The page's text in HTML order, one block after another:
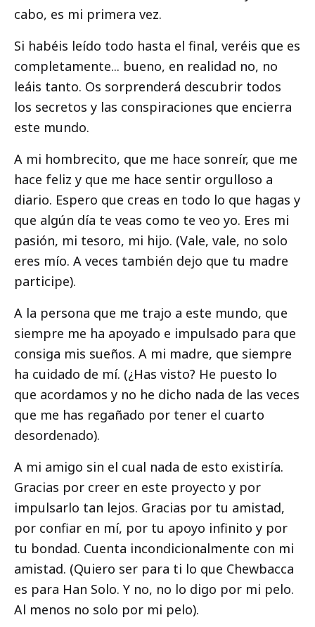
cabo, es mi primera vez.
Si habéis leído todo hasta el final, veréis que es
completamente... bueno, en realidad no, no
leáis tanto. Os sorprenderá descubrir todos
los secretos y las conspiraciones que encierra
este mundo.
A mi hombrecito, que me hace sonreír, que me
hace feliz y que me hace sentir orgulloso a
diario. Espero que creas en todo lo que hagas y
que algún día te veas como te veo yo. Eres mi
pasión, mi tesoro, mi hijo. (Vale, vale, no solo
eres mío. A veces también dejo que tu madre
participe).
A la persona que me trajo a este mundo, que
siempre me ha apoyado e impulsado para que
consiga mis sueños. A mi madre, que siempre
ha cuidado de mí. (¿Has visto? He puesto lo
que acordamos y no he dicho nada de las veces
que me has regañado por tener el cuarto
desordenado).
A mi amigo sin el cual nada de esto existiría.
Gracias por creer en este proyecto y por
impulsarlo tan lejos. Gracias por tu amistad,
por confiar en mí, por tu apoyo infinito y por
tu bondad. Cuenta incondicionalmente con mi
amistad. (Quiero ser para ti lo que Chewbacca
es para Han Solo. Y no, no lo digo por mi pelo.
Al menos no solo por mi pelo).